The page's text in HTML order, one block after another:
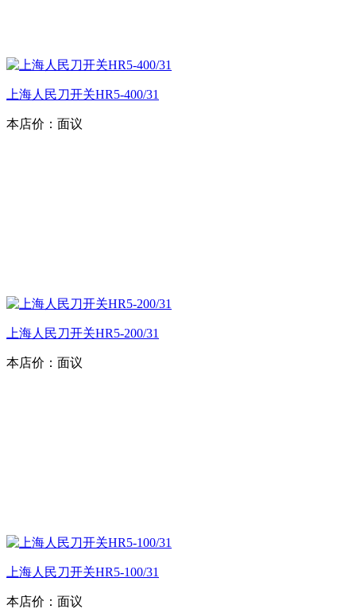
上海人民刀开关HR5-400/31
本店价： 面议
上海人民刀开关HR5-200/31
本店价： 面议
上海人民刀开关HR5-100/31
本店价： 面议